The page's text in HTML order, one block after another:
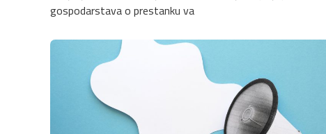
gospodarstava o prestanku va